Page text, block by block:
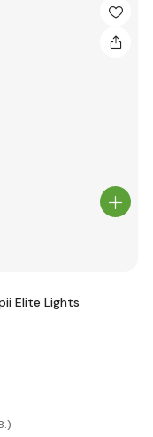
Elite Lights